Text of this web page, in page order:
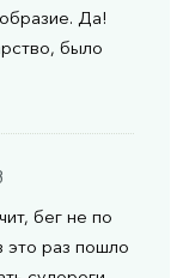
Да!
было
бег не по
это раз пошло